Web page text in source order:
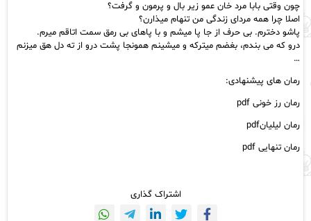
چون وقتی بابا مرد خان عمو زیر بال و پرمون و گرفت؟
اصلا چرا همه مردای زندگی من تنهام میذارن؟
پاشو دخترم. بی حرف از جا پا میشم و با پاهای بی رمق سمت اتاقم میرم.
درو که می بندم، بغضم میترکه و میشینم همونجا پشت درو از ته دل هق میزنم
…
رمان های پیشنهادی:
رمان رز خونی pdf
رمان لیلیانpdf
رمان تنهایی pdf
اشتراک گذاری